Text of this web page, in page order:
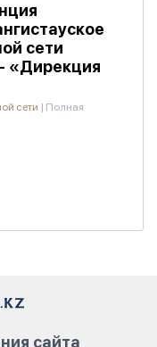
сети
сети | Полная
сайта